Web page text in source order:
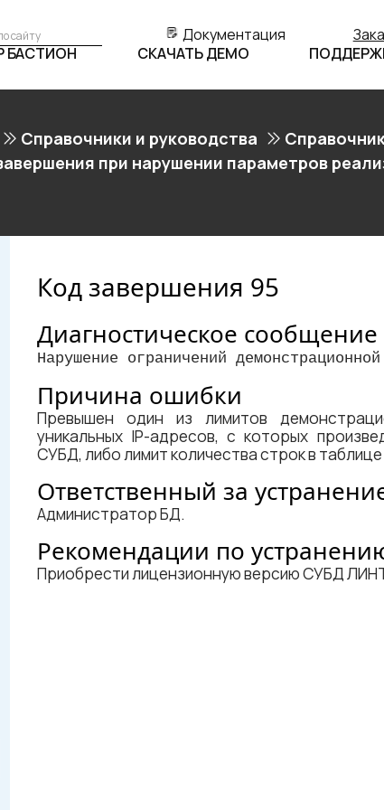
Документация
БАСТИОН
СКАЧАТЬ ДЕМО
Справочники и руководства
при нарушении параметров
Код завершения 95
Диагностическое сообщение
Нарушение ограничений
Причина ошибки
Превышен один из лимитов
уникальных IP-адресов, с которых
СУБД, либо лимит количества строк в
Ответственный за
Администратор БД.
Рекомендации по
Приобрести лицензионную версию СУБД